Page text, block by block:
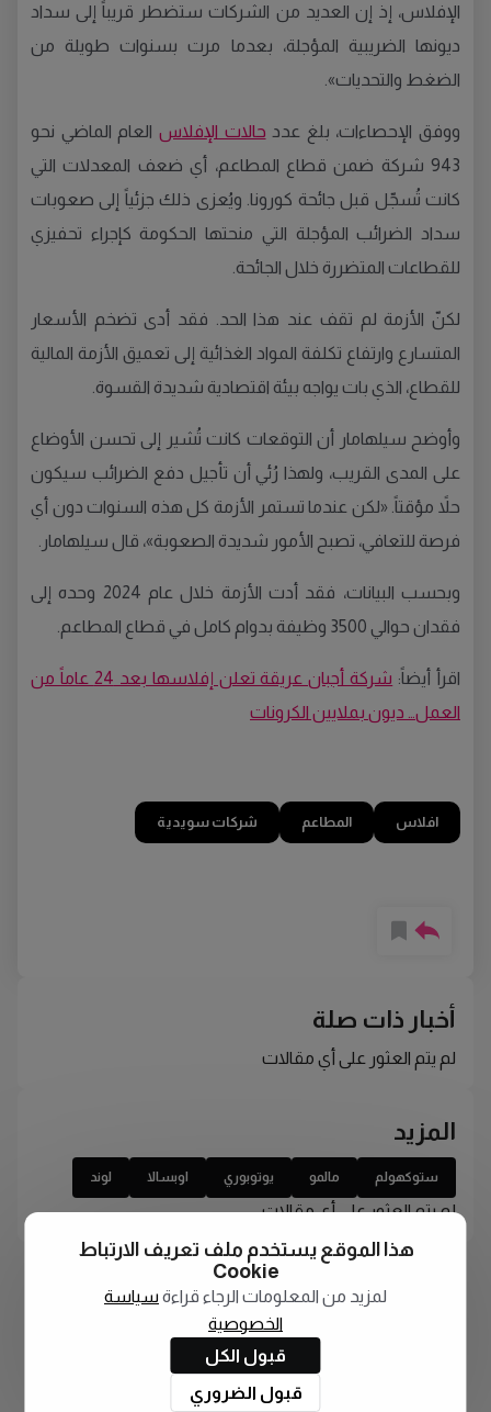
الإفلاس، إذ إن العديد من الشركات ستضطر قريباً إلى سداد
ديونها الضريبية المؤجلة، بعدما مرت بسنوات طويلة من
الضغط والتحديات».
ووفق الإحصاءات، بلغ عدد حالات الإفلاس العام الماضي نحو
943 شركة ضمن قطاع المطاعم، أي ضعف المعدلات التي
كانت تُسجّل قبل جائحة كورونا. ويُعزى ذلك جزئياً إلى صعوبات
سداد الضرائب المؤجلة التي منحتها الحكومة كإجراء تحفيزي
للقطاعات المتضررة خلال الجائحة.
لكنّ الأزمة لم تقف عند هذا الحد. فقد أدى تضخم الأسعار
المتسارع وارتفاع تكلفة المواد الغذائية إلى تعميق الأزمة المالية
للقطاع، الذي بات يواجه بيئة اقتصادية شديدة القسوة.
وأوضح سيلهامار أن التوقعات كانت تُشير إلى تحسن الأوضاع
على المدى القريب، ولهذا رُئي أن تأجيل دفع الضرائب سيكون
حلاً مؤقتاً. «لكن عندما تستمر الأزمة كل هذه السنوات دون أي
فرصة للتعافي، تصبح الأمور شديدة الصعوبة»، قال سيلهامار.
وبحسب البيانات، فقد أدت الأزمة خلال عام 2024 وحده إلى
فقدان حوالي 3500 وظيفة بدوام كامل في قطاع المطاعم.
اقرأ أيضاً:
شركة أجبان عريقة تعلن إفلاسها بعد 24 عاماً من
العمل… ديون بملايين الكرونات
افلاس المطاعم شركات سويدية
أخبار ذات صلة
لم يتم العثور على أي مقالات
المزيد
ستوكهولم مالمو يوتوبوري اوبسالا لوند
لم يتم العثور على أي مقالات
هذا الموقع يستخدم ملف تعريف الارتباط
Cookie
لمزيد من المعلومات الرجاء قراءة سياسة
الخصوصية
قبول الكل
قبول الضروري